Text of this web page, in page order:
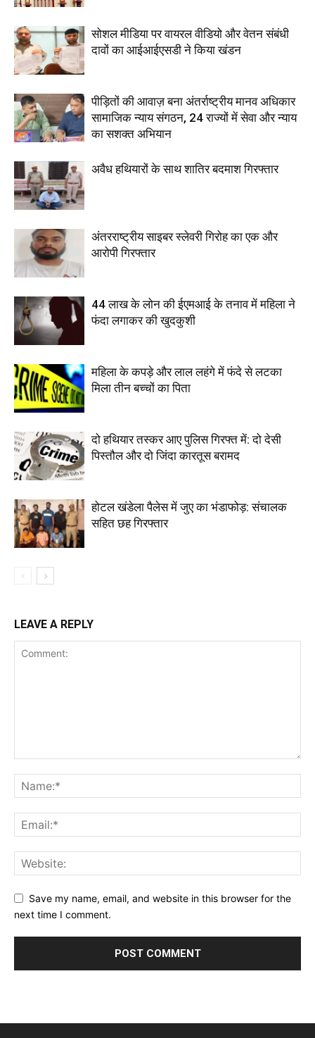
सोशल मीडिया पर वायरल वीडियो और वेतन संबंधी
दावों का आईआईएसडी ने किया खंडन
पीड़ितों की आवाज़ बना अंतर्राष्ट्रीय मानव अधिकार
सामाजिक न्याय संगठन, 24 राज्यों में सेवा और न्याय
का सशक्त अभियान
अवैध हथियारों के साथ शातिर बदमाश गिरफ्तार
अंतरराष्ट्रीय साइबर स्लेवरी गिरोह का एक और
आरोपी गिरफ्तार
44 लाख के लोन की ईएमआई के तनाव में महिला ने
फंदा लगाकर की खुदकुशी
महिला के कपड़े और लाल लहंगे में फंदे से लटका
मिला तीन बच्चों का पिता
दो हथियार तस्कर आए पुलिस गिरफ्त में: दो देसी
पिस्तौल और दो जिंदा कारतूस बरामद
होटल खंडेला पैलेस में जुए का भंडाफोड़: संचालक
सहित छह गिरफ्तार
LEAVE A REPLY
Save my name, email, and website in this browser for the
next time I comment.